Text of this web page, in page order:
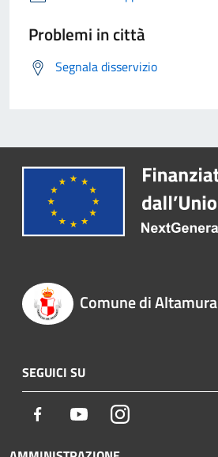
Problemi in città
Segnala disservizio
Comune di Altamura
SEGUICI SU
Facebook YoutubeInstagram